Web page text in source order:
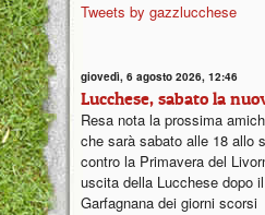
Tweets by gazzlucchese
giovedì, 6 agosto 2026, 12:46
Lucchese, sabato la
Resa nota la prossima
che sarà sabato alle 18 allo
contro la Primavera del
uscita della Lucchese dopo
Garfagnana dei giorni scorsi